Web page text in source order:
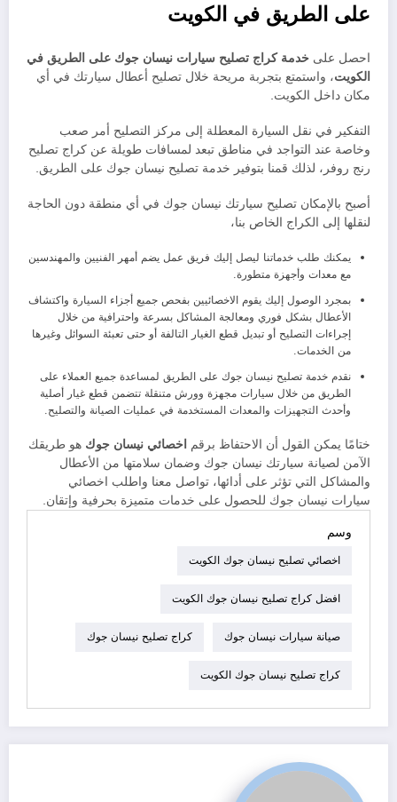
على الطريق في الكويت
احصل على خدمة كراج تصليح سيارات نيسان جوك على الطريق في
الكويت، واستمتع بتجربة مريحة خلال تصليح أعطال سيارتك في أي
مكان داخل الكويت.
التفكير في نقل السيارة المعطلة إلى مركز التصليح أمر صعب
وخاصة عند التواجد في مناطق تبعد لمسافات طويلة عن كراج تصليح
رنج روفر، لذلك قمنا بتوفير خدمة تصليح نيسان جوك على الطريق.
أصبح بالإمكان تصليح سيارتك نيسان جوك في أي منطقة دون الحاجة
لنقلها إلى الكراج الخاص بنا،
يمكنك طلب خدماتنا ليصل إليك فريق عمل يضم أمهر الفنيين والمهندسين
مع معدات وأجهزة متطورة.
بمجرد الوصول إليك يقوم الاخصائيين بفحص جميع أجزاء السيارة واكتشاف
الأعطال بشكل فوري ومعالجة المشاكل بسرعة واحترافية من خلال
إجراءات التصليح أو تبديل قطع الغيار التالفة أو حتى تعبئة السوائل وغيرها
من الخدمات.
نقدم خدمة تصليح نيسان جوك على الطريق لمساعدة جميع العملاء على
الطريق من خلال سيارات مجهزة وورش متنقلة تتضمن قطع غيار أصلية
وأحدث التجهيزات والمعدات المستخدمة في عمليات الصيانة والتصليح.
ختامًا يمكن القول أن الاحتفاظ برقم اخصائي نيسان جوك هو طريقك
الآمن لصيانة سيارتك نيسان جوك وضمان سلامتها من الأعطال
والمشاكل التي تؤثر على أدائها، تواصل معنا واطلب اخصائي
سيارات نيسان جوك للحصول على خدمات متميزة بحرفية وإتقان.
وسم
اخصائي تصليح نيسان جوك الكويت
افضل كراج تصليح نيسان جوك الكويت
صيانة سيارات نيسان جوك كراج تصليح نيسان جوك
كراج تصليح نيسان جوك الكويت